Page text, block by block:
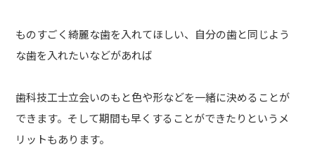
ものすごく綺麗な歯を入れてほしい、自分の歯と同じよう
な歯を入れたいなどがあれば
歯科技工士立会いのもと色や形などを一緒に決めることが
できます。そして期間も早くすることができたりというメ
リットもあります。